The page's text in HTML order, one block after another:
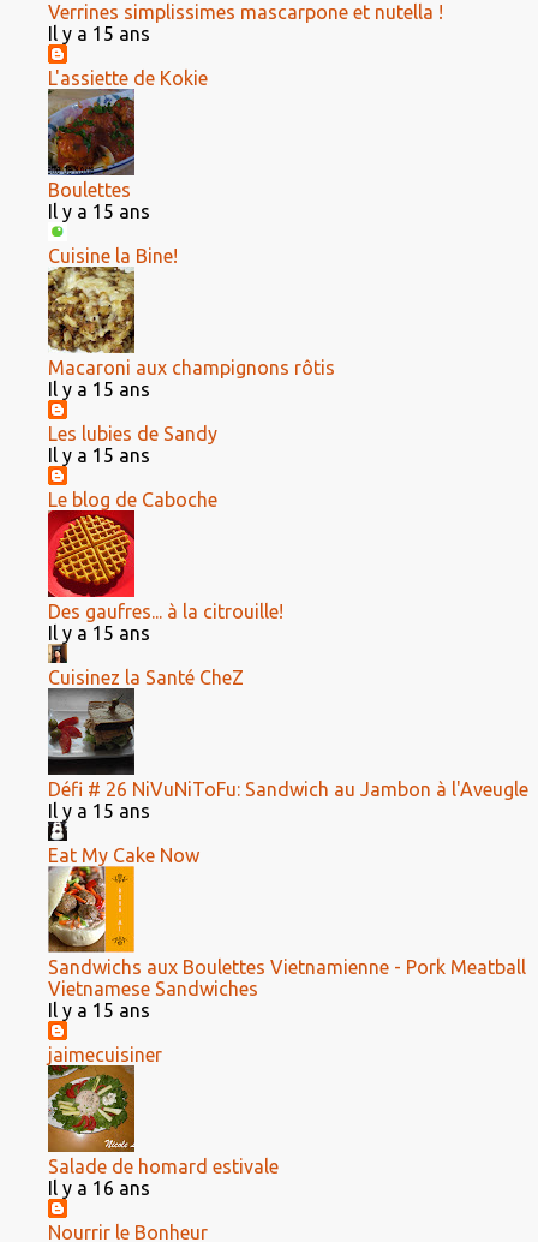
Verrines simplissimes mascarpone et nutella !
Il y a 15 ans
L'assiette de Kokie
Boulettes
Il y a 15 ans
Cuisine la Bine!
Macaroni aux champignons rôtis
Il y a 15 ans
Les lubies de Sandy
Il y a 15 ans
Le blog de Caboche
Des gaufres... à la citrouille!
Il y a 15 ans
Cuisinez la Santé CheZ
Défi # 26 NiVuNiToFu: Sandwich au Jambon à l'Aveugle
Il y a 15 ans
Eat My Cake Now
Sandwichs aux Boulettes Vietnamienne - Pork Meatball
Vietnamese Sandwiches
Il y a 15 ans
jaimecuisiner
Salade de homard estivale
Il y a 16 ans
Nourrir le Bonheur